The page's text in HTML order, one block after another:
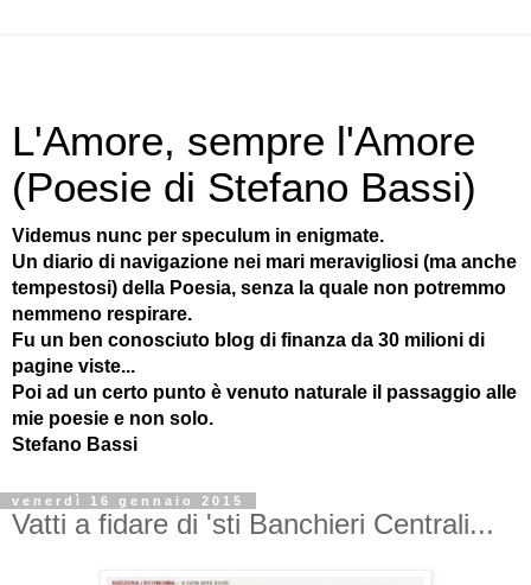
L'Amore, sempre l'Amore
(Poesie di Stefano Bassi)
Videmus nunc per speculum in enigmate.
Un diario di navigazione nei mari meravigliosi (ma anche
tempestosi) della Poesia, senza la quale non potremmo
nemmeno respirare.
Fu un ben conosciuto blog di finanza da 30 milioni di
pagine viste...
Poi ad un certo punto è venuto naturale il passaggio alle
mie poesie e non solo.
Stefano Bassi
venerdì 16 gennaio 2015
Vatti a fidare di 'sti Banchieri Centrali...